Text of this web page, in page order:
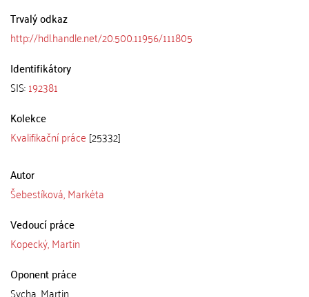
Trvalý odkaz
http://hdl.handle.net/20.500.11956/111805
Identifikátory
SIS:192381
Kolekce
Kvalifikační práce [25332]
Autor
Šebestíková, Markéta
Vedoucí práce
Kopecký, Martin
Oponent práce
Sycha, Martin